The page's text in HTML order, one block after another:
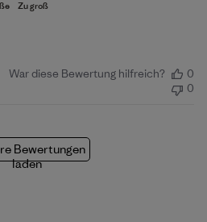
War diese Bewertung hilfreich?
0
0
Bewertungen
laden